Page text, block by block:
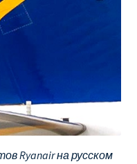
Ryanair на русском